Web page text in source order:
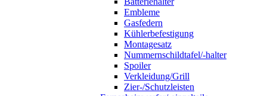
Embleme
Gasfedern
Kühlerbefestigung
Montagesatz
Nummernschildtafel/-halter
Spoiler
Verkleidung/Grill
Zier-/Schutzleisten